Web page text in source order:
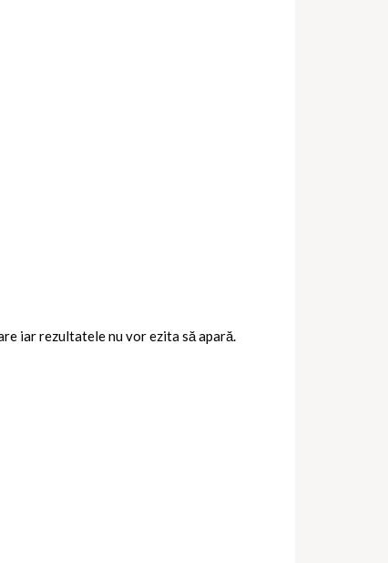
iar rezultatele nu vor ezita să apară.